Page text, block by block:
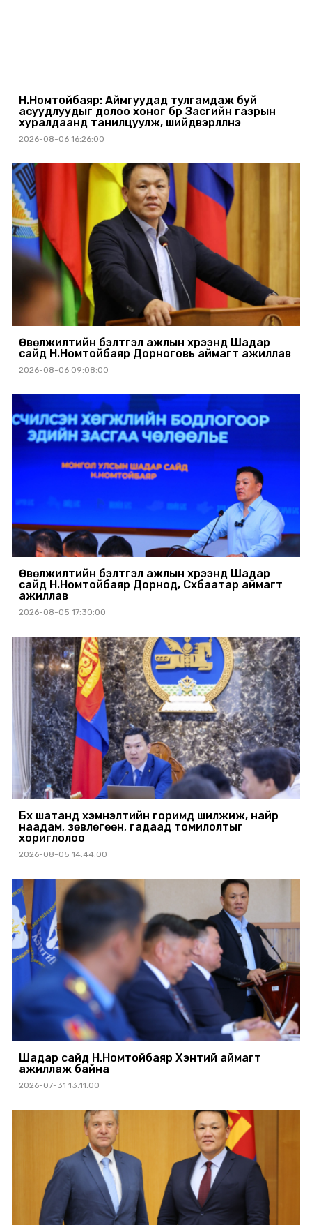
Н.Номтойбаяр: Аймгуудад тулгамдаж буй
асуудлуудыг долоо хоног бүр Засгийн газрын
хуралдаанд танилцуулж, шийдвэрлүүлнэ
2026-08-06 16:26:00
Өвөлжилтийн бэлтгэл ажлын хүрээнд Шадар
сайд Н.Номтойбаяр Дорноговь аймагт ажиллав
2026-08-06 09:08:00
Өвөлжилтийн бэлтгэл ажлын хүрээнд Шадар
сайд Н.Номтойбаяр Дорнод, Сүхбаатар аймагт
ажиллав
2026-08-05 17:30:00
Бүх шатанд хэмнэлтийн горимд шилжиж, найр
наадам, зөвлөгөөн, гадаад томилолтыг
хориглолоо
2026-08-05 14:44:00
Шадар сайд Н.Номтойбаяр Хэнтий аймагт
ажиллаж байна
2026-07-31 13:11:00